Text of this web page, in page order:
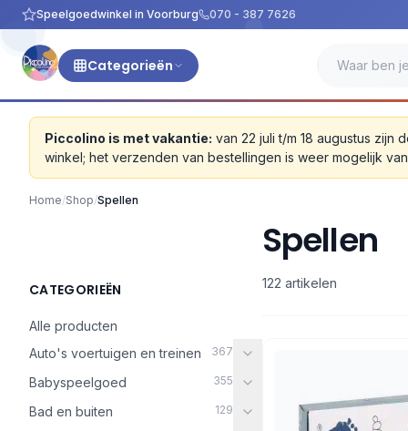
Speelgoedwinkel in Voorburg 070 - 387 7626
Categorieën
Piccolino is met vakantie: van 22 juli t/m 18 augustus
winkel; het verzenden van bestellingen is weer mogelijk
Home/Shop/Spellen
CATEGORIEËN
Alle producten
Auto's voertuigen en treinen
367
Babyspeelgoed 355
Bad en buiten 129
Spellen
122 artikelen